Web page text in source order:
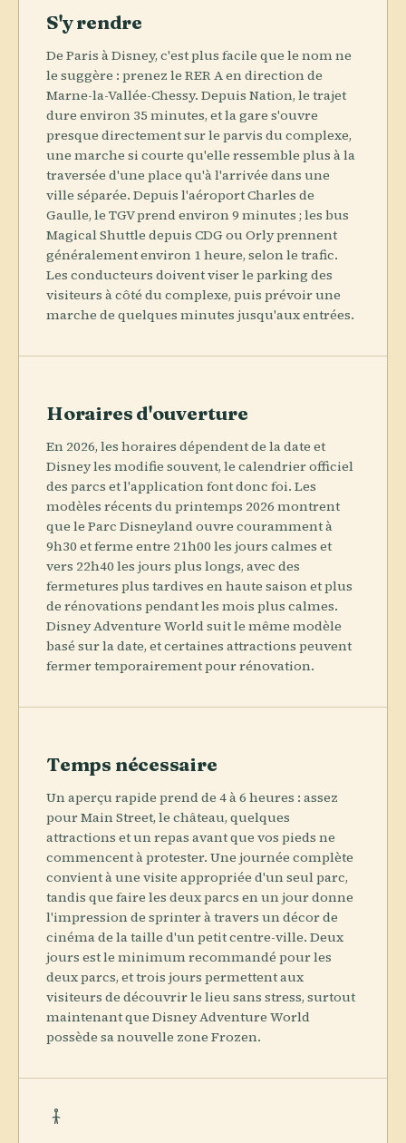
S'y rendre
De Paris à Disney, c'est plus facile que le nom ne
le suggère : prenez le RER A en direction de
Marne-la-Vallée-Chessy. Depuis Nation, le trajet
dure environ 35 minutes, et la gare s'ouvre
presque directement sur le parvis du complexe,
une marche si courte qu'elle ressemble plus à la
traversée d'une place qu'à l'arrivée dans une
ville séparée. Depuis l'aéroport Charles de
Gaulle, le TGV prend environ 9 minutes ; les bus
Magical Shuttle depuis CDG ou Orly prennent
généralement environ 1 heure, selon le trafic.
Les conducteurs doivent viser le parking des
visiteurs à côté du complexe, puis prévoir une
marche de quelques minutes jusqu'aux entrées.
Horaires d'ouverture
En 2026, les horaires dépendent de la date et
Disney les modifie souvent, le calendrier officiel
des parcs et l'application font donc foi. Les
modèles récents du printemps 2026 montrent
que le Parc Disneyland ouvre couramment à
9h30 et ferme entre 21h00 les jours calmes et
vers 22h40 les jours plus longs, avec des
fermetures plus tardives en haute saison et plus
de rénovations pendant les mois plus calmes.
Disney Adventure World suit le même modèle
basé sur la date, et certaines attractions peuvent
fermer temporairement pour rénovation.
Temps nécessaire
Un aperçu rapide prend de 4 à 6 heures : assez
pour Main Street, le château, quelques
attractions et un repas avant que vos pieds ne
commencent à protester. Une journée complète
convient à une visite appropriée d'un seul parc,
tandis que faire les deux parcs en un jour donne
l'impression de sprinter à travers un décor de
cinéma de la taille d'un petit centre-ville. Deux
jours est le minimum recommandé pour les
deux parcs, et trois jours permettent aux
visiteurs de découvrir le lieu sans stress, surtout
maintenant que Disney Adventure World
possède sa nouvelle zone Frozen.